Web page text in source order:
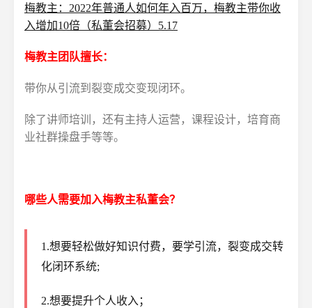
梅教主：2022年普通人如何年入百万，梅教主带你收
入增加10倍（私董会招募）5.17
梅教主团队擅长：
带你从引流到裂变成交变现闭环。
除了讲师培训，还有主持人运营，课程设计，培育商
业社群操盘手等等。
哪些人需要加入梅教主私董会？
1.想要轻松做好知识付费，要学引流，裂变成交转
化闭环系统;
2.想要提升个人收入；